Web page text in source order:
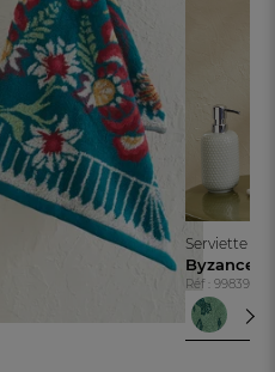
Serviette
Byzance
Réf :